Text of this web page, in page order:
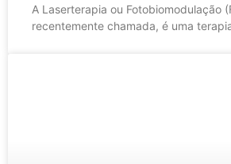
A Laserterapia ou Fotobiomodulação
recentemente chamada, é uma